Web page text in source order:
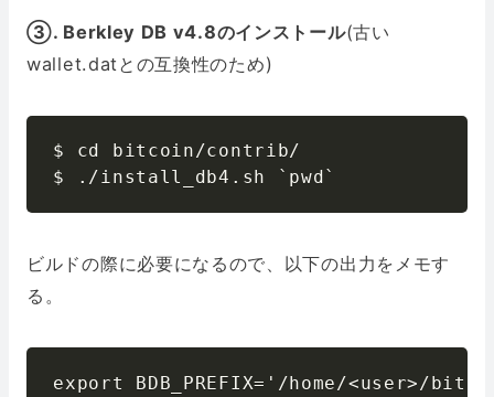
③. Berkley DB v4.8のインストール(古い
wallet.datとの互換性のため)
$ cd bitcoin/contrib/
$ ./install_db4.sh `pwd`
ビルドの際に必要になるので、以下の出力をメモす
る。
export BDB_PREFIX= '/home/<user>/